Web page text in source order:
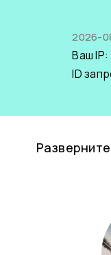
2026-
Ваш IP:
ID